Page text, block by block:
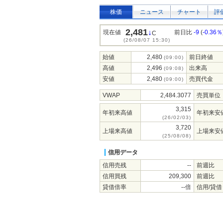
株価 ニュース チャート 評
現在値 2,481↓C
(26/08/07 15:30)
前日比 -9 (-0.36％
始値 2,480 (09:00)
前日終値
高値
2,496 (09:08)
出来高
安値
2,480 (09:00) 売買代金
VWAP 2,484.3077 売買単位
年初来高値 3,315
(26/02/03)
年初来安
上場来高値 3,720
(25/08/08)
上場来安
信用データ
信用売残
--
前週比
信用買残
209,300
前週比
貸借倍率
--倍 信用/貸借